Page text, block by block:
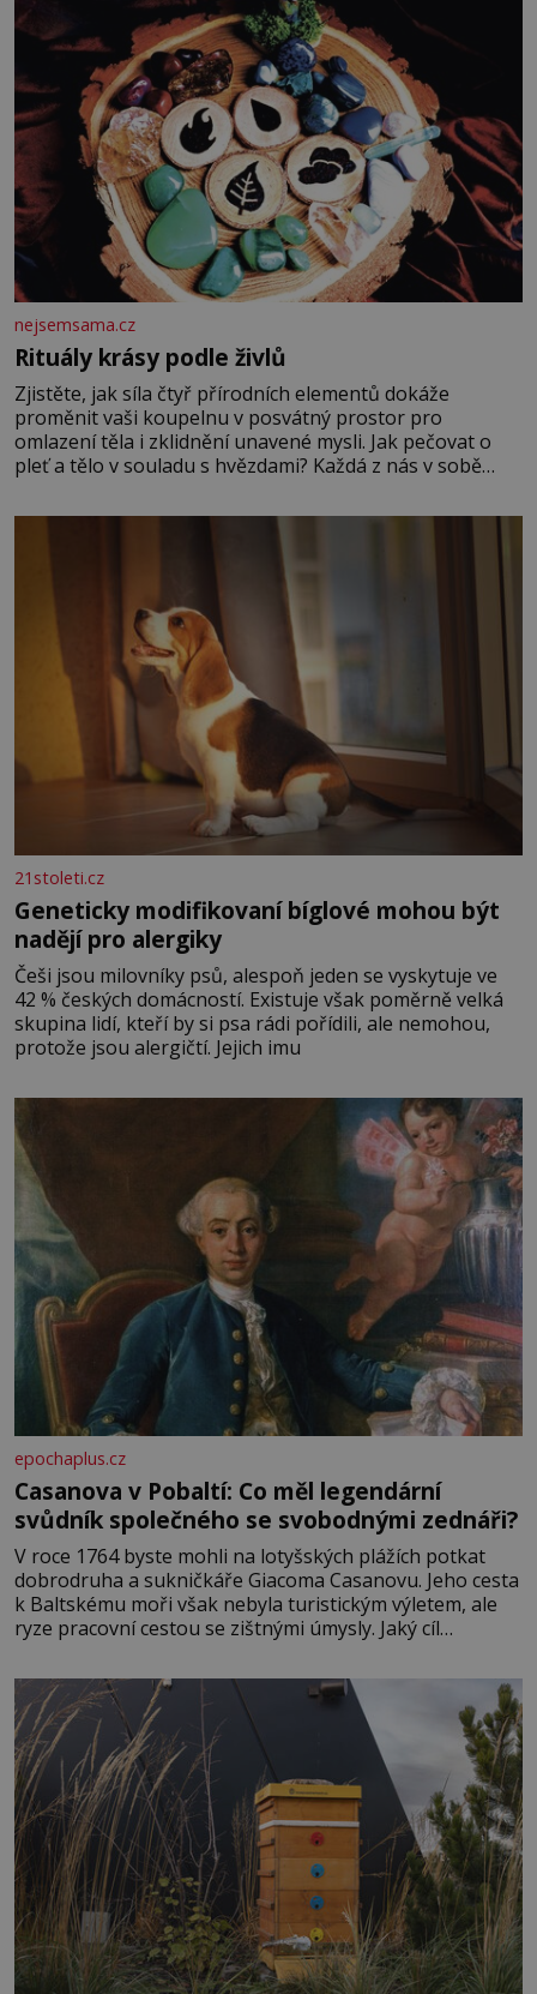
nejsemsama.cz
Rituály krásy podle živlů
Zjistěte, jak síla čtyř přírodních elementů dokáže
proměnit vaši koupelnu v posvátný prostor pro
omlazení těla i zklidnění unavené mysli. Jak pečovat o
pleť a tělo v souladu s hvězdami? Každá z nás v sobě
povaze, ale i v potřebách naší pokožky. Ohnivá znamení
Ženy narozené ve znamení Berana, Lva a Střelce v sobě
nesou žár, odvahu a neutuchající elán. Vaše
21stoleti.cz
Geneticky modifikovaní bíglové mohou být
nadějí pro alergiky
Češi jsou milovníky psů, alespoň jeden se vyskytuje ve
42 % českých domácností. Existuje však poměrně velká
skupina lidí, kteří by si psa rádi pořídili, ale nemohou,
protože jsou alergičtí. Jejich imu
epochaplus.cz
Casanova v Pobaltí: Co měl legendární
svůdník společného se svobodnými zednáři?
V roce 1764 byste mohli na lotyšských plážích potkat
dobrodruha a sukničkáře Giacoma Casanovu. Jeho cesta
k Baltskému moři však nebyla turistickým výletem, ale
ryze pracovní cestou se zištnými úmysly. Jaký cíl
lotyšské Rigy? Casanova v Pobaltí kontaktoval tamní
zednářské lóže. Nebyl v této oblasti žádným nováčkem,
protože do zednářské